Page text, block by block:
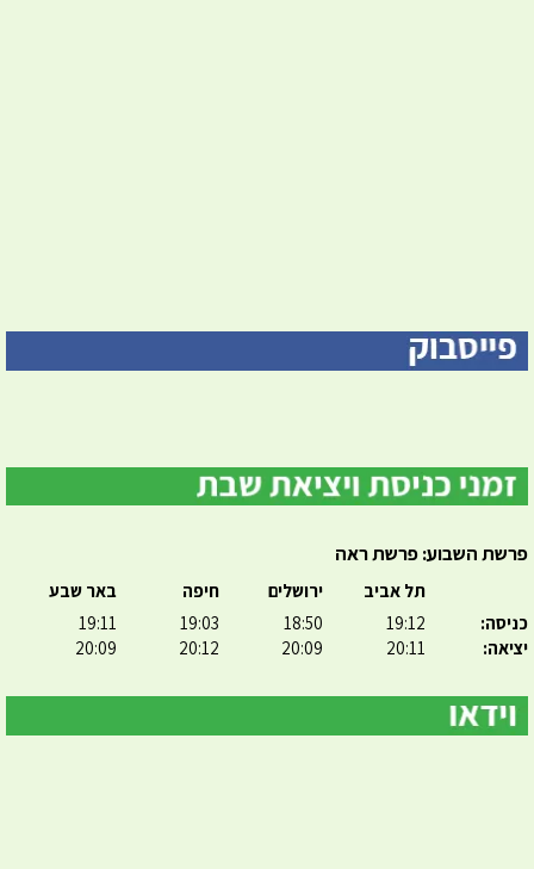
פרשת השבוע: פרשת ראה
כניסה:
יציאה:
תל אביב
19:12
20:11
ירושלים
18:50
20:09
חיפה
19:03
20:12
באר שבע
19:11
20:09